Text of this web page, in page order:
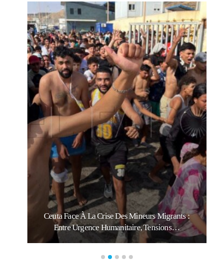
Ceuta Face À La Crise Des Mineurs Migrants :
Entre Urgence Humanitaire, Tensions…